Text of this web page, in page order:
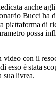
anche
Bucci ha
piattaforma di
possa
video con il
esso è stata
sua livrea.